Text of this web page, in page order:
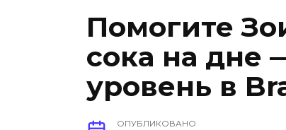
Помогите
сока на дне
уровень в
ОПУБЛИКОВАНО